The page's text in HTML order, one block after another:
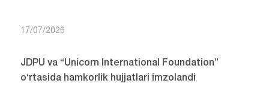
17/07/2026
JDPU va “Unicorn International Foundation”
o‘rtasida hamkorlik hujjatlari imzolandi